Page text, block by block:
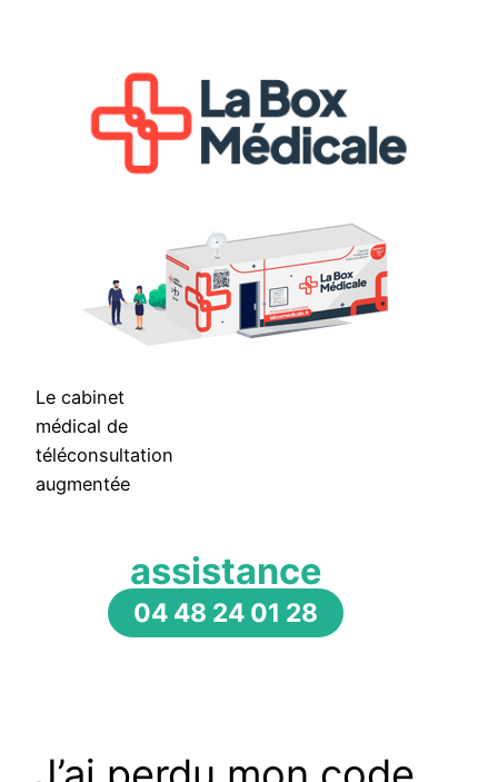
Le cabinet
médical de
téléconsultation
augmentée
assistance
04 48 24 01 28